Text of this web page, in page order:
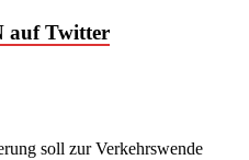
auf Twitter
soll zur Verkehrswende